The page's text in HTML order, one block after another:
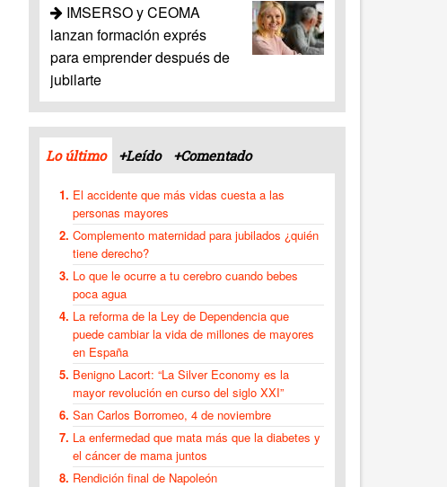
IMSERSO y CEOMA
lanzan formación exprés
para emprender después de
jubilarte
Lo último +Leído +Comentado
El accidente que más vidas cuesta a las
personas mayores
Complemento maternidad para jubilados ¿quién
tiene derecho?
Lo que le ocurre a tu cerebro cuando bebes
poca agua
La reforma de la Ley de Dependencia que
puede cambiar la vida de millones de mayores
en España
Benigno Lacort: “La Silver Economy es la
mayor revolución en curso del siglo XXI”
San Carlos Borromeo, 4 de noviembre
La enfermedad que mata más que la diabetes y
el cáncer de mama juntos
Rendición final de Napoleón